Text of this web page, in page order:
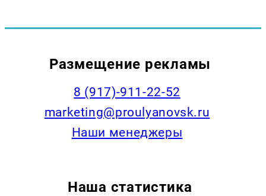
Размещение рекламы
8 (917)-911-22-52
marketing@proulyanovsk.ru
Наши менеджеры
Наша статистика